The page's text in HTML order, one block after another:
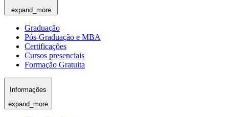
expand_more
Graduação
Pós-Graduação e MBA
Certificações
Cursos presenciais
Formação Gratuita
Informações
expand_more